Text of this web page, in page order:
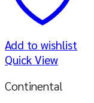
Add to wishlist
Quick View
Continental